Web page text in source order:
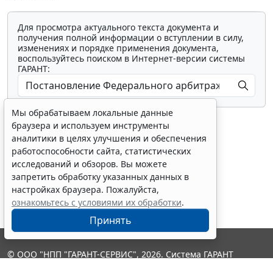
Для просмотра актуального текста документа и
получения полной информации о вступлении в силу,
изменениях и порядке применения документа,
воспользуйтесь поиском в Интернет-версии системы
ГАРАНТ:
Показать все материалы
Мы обрабатываем локальные данные
браузера и используем инструменты
аналитики в целях улучшения и обеспечения
работоспособности сайта, статистических
исследований и обзоров. Вы можете
запретить обработку указанных данных в
настройках браузера. Пожалуйста,
ознакомьтесь с условиями их обработки.
Принять
© ООО "НПП "ГАРАНТ-СЕРВИС", 2026. Система ГАРАНТ